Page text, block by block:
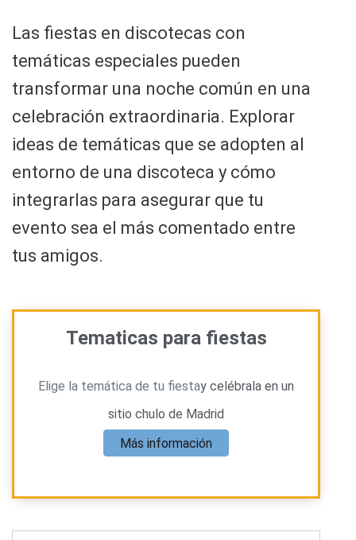
Las fiestas en discotecas con
temáticas especiales pueden
transformar una noche común en una
celebración extraordinaria. Explorar
ideas de temáticas que se adopten al
entorno de una discoteca y cómo
integrarlas para asegurar que tu
evento sea el más comentado entre
tus amigos.
Tematicas para fiestas
Elige la temática de tu fiestay celébrala en un
sitio chulo de Madrid
Más información